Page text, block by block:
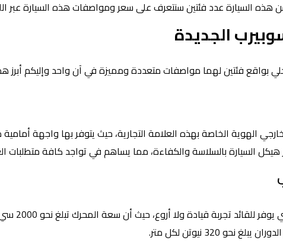
هذه السيارة عدد فئتين سنتعرف على سعر ومواصفات هذه السيارة عبر
الجديدة
بواقع فئتين لهما مواصفات متعددة ومميزة في آن واحد وإليكم أبرز
الهوية الخاصة بهذه العلامة التجارية، حيث يتوفر بها واجهة
السيارة بالسلاسة والكفاءة، مما يساهم في تواجد كافة متطلبات
يتمتع